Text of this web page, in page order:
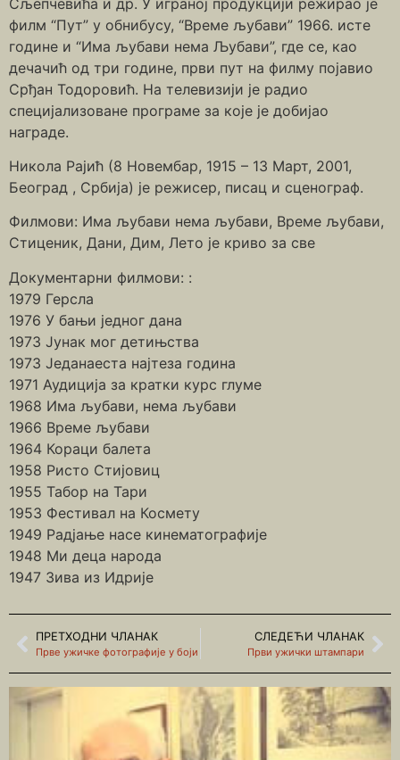
филм “Пут” у обнибусу, “Време љубави” 1966. исте
године и “Има љубави нема Љубави”, где се, као
дечачић од три године, први пут на филму појавио
Срђан Тодоровић. На телевизији је радио
специјализоване програме за које је добијао
награде.
Никола Рајић (8 Новембар, 1915 – 13 Март, 2001,
Београд , Србија) је режисер, писац и сценограф.
Филмови: Има љубави нема љубави, Време љубави,
Стиценик, Дани, Дим, Лето је криво за све
Документарни филмови: :
1979 Герсла
1976 У бањи једног дана
1973 Јунак мог детињства
1973 Једанаеста најтеза година
1971 Аудиција за кратки курс глуме
1968 Има љубави, нема љубави
1966 Време љубави
1964 Кораци балета
1958 Ристо Стијовиц
1955 Табор на Тари
1953 Фестивал на Космету
1949 Радјање насе кинематографије
1948 Ми деца народа
1947 Зива из Идрије
ПРЕТХОДНИ ЧЛАНАК
Прве ужичке фотографије у боји
СЛЕДЕЋИ ЧЛАНАК
Први ужички штампари